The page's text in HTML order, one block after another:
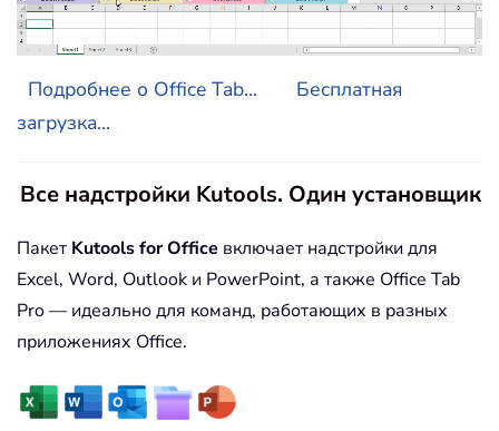
Подробнее о Office Tab...
Бесплатная
загрузка...
Все надстройки Kutools. Один установщик
Пакет Kutools for Office включает надстройки для
Excel, Word, Outlook и PowerPoint, а также Office Tab
Pro — идеально для команд, работающих в разных
приложениях Office.